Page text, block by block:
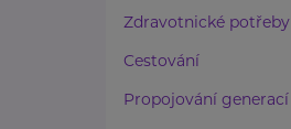
Zdravotnické potřeby
Cestování
Propojování generací